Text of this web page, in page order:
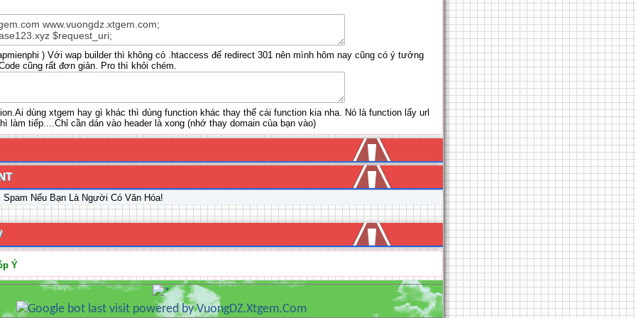
) Với wap builder thì không có .htaccess để redirect 301 nên mình hôm nay cũng có ý tưởng
cũng rất đơn giản. Pro thì khỏi chém.
dùng xtgem hay gì khác thì dùng function khác thay thế cái function kia nha. Nó là function lấy url
làm tiếp....Chỉ cần dán vào header là xong (nhớ thay domain của bạn vào)
Nếu Bạn Là Người Có Văn Hóa!
Ý